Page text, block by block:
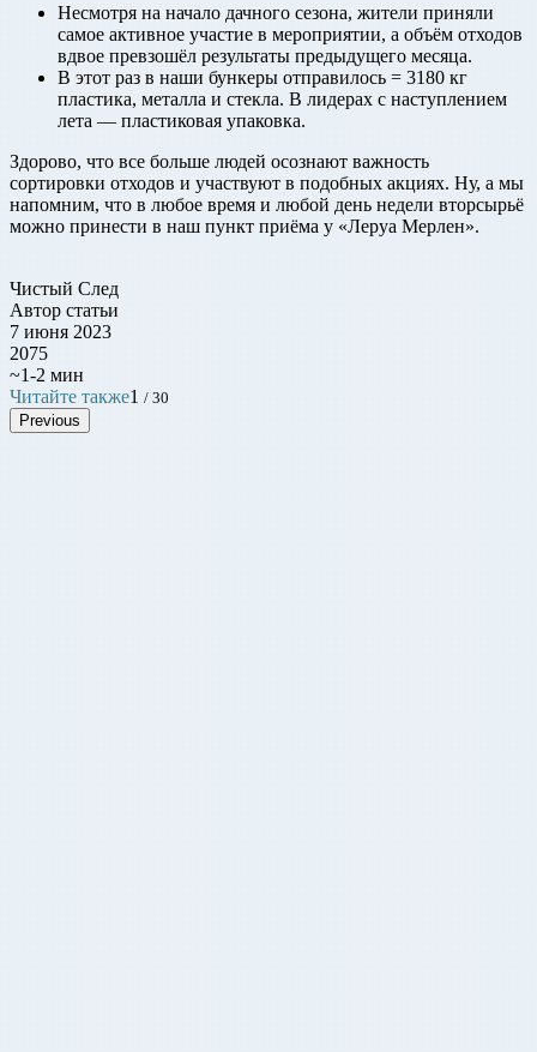
Несмотря на начало дачного сезона, жители приняли
самое активное участие в мероприятии, а объём отходов
вдвое превзошёл результаты предыдущего месяца.
В этот раз в наши бункеры отправилось = 3180 кг
пластика, металла и стекла. В лидерах с наступлением
лета — пластиковая упаковка.
Здорово, что все больше людей осознают важность
сортировки отходов и участвуют в подобных акциях. Ну, а мы
напомним, что в любое время и любой день недели вторсырьё
можно принести в наш пункт приёма у «Леруа Мерлен».
Чистый След
Автор статьи
7 июня 2023
2075
~1-2 мин
Читайте также1 / 30
Previous